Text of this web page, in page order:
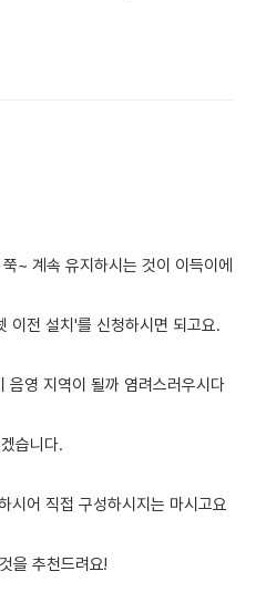
~ 계속 유지하시는 것이 이득이에
이전 설치'를 신청하시면 되고요.
음영 지역이 될까 염려스러우시다
습니다.
시어 직접 구성하시지는 마시고요
을 추천드려요!